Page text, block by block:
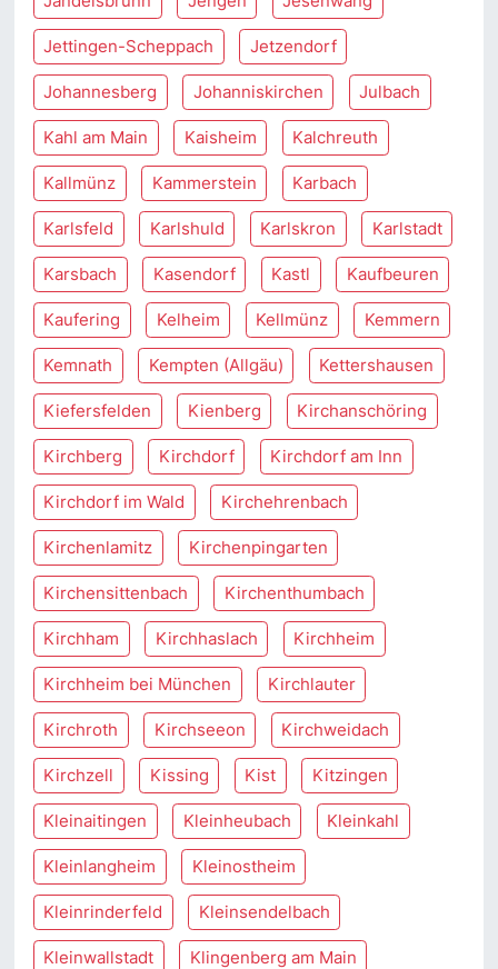
Jettingen-Scheppach Jetzendorf
Johannesberg Johanniskirchen Julbach
Kahl am Main Kaisheim Kalchreuth
Kallmünz Kammerstein Karbach
Karlsfeld Karlshuld Karlskron Karlstadt
Karsbach Kasendorf Kastl Kaufbeuren
Kaufering Kelheim Kellmünz Kemmern
Kemnath Kempten (Allgäu) Kettershausen
Kiefersfelden Kienberg Kirchanschöring
Kirchberg Kirchdorf Kirchdorf am Inn
Kirchdorf im Wald Kirchehrenbach
Kirchenlamitz Kirchenpingarten
Kirchensittenbach Kirchenthumbach
Kirchham Kirchhaslach Kirchheim
Kirchheim bei München Kirchlauter
Kirchroth Kirchseeon Kirchweidach
Kirchzell Kissing Kist Kitzingen
Kleinaitingen Kleinheubach Kleinkahl
Kleinlangheim Kleinostheim
Kleinrinderfeld Kleinsendelbach
Kleinwallstadt Klingenberg am Main